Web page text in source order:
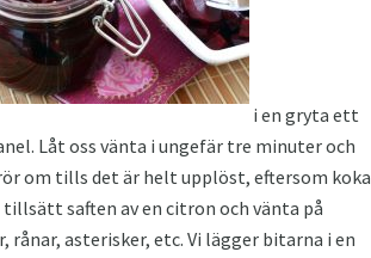
i en gryta ett
Låt oss vänta i ungefär tre minuter och
om tills det är helt upplöst, eftersom koka
saften av en citron och vänta på
asterisker, etc. Vi lägger bitarna i en